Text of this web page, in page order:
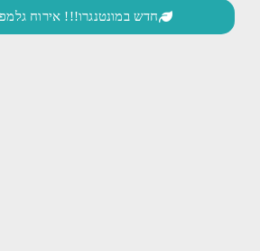
חדש במונטנגרו!!! אירוח